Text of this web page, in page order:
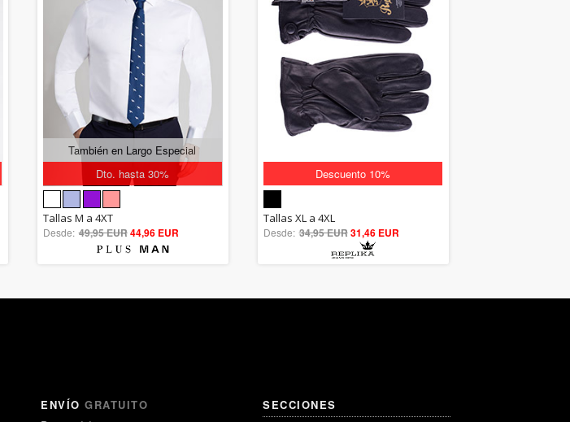
Dto. hasta 30%
También en Largo Especial
5.00
out of 5
Tallas M a 4XT
Desde: 49,95 EUR44,96 EUR
Descuento 10%
5.00
out of 5
Tallas XL a 4XL
Desde: 34,95 EUR31,46 EUR
ENVÍO GRATUITO
SECCIONES